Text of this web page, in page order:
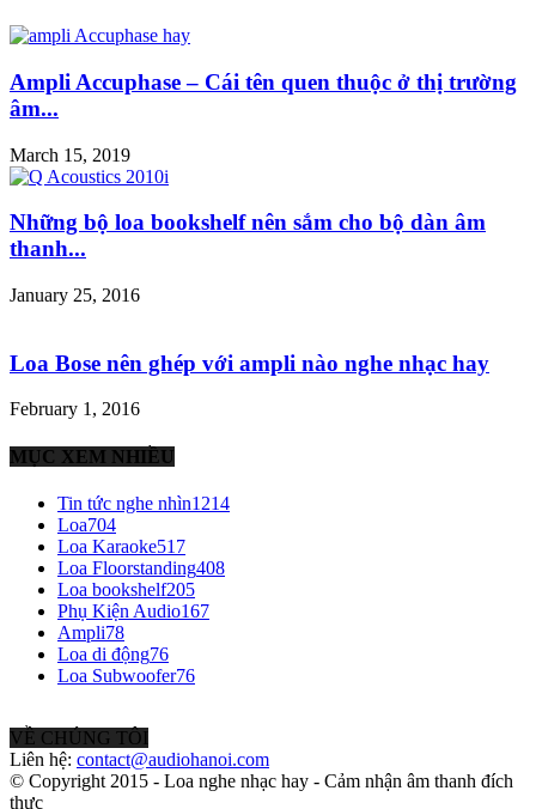
Ampli Accuphase – Cái tên quen thuộc ở thị trường
âm...
March 15, 2019
Những bộ loa bookshelf nên sắm cho bộ dàn âm
thanh...
January 25, 2016
Loa Bose nên ghép với ampli nào nghe nhạc hay
February 1, 2016
MỤC XEM NHIỀU
Tin tức nghe nhìn1214
Loa704
Loa Karaoke517
Loa Floorstanding408
Loa bookshelf205
Phụ Kiện Audio167
Ampli78
Loa di động76
Loa Subwoofer76
VỀ CHÚNG TÔI
Liên hệ: contact@audiohanoi.com
© Copyright 2015 - Loa nghe nhạc hay - Cảm nhận âm thanh đích
thực